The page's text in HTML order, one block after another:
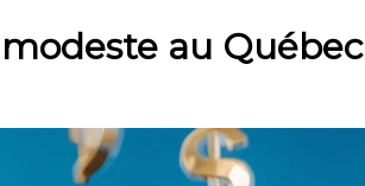
au Québec